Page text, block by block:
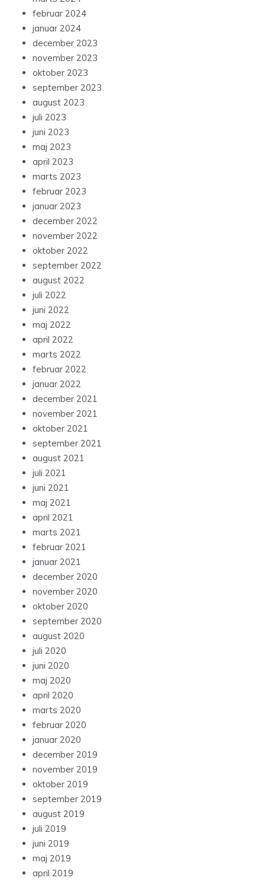
februar 2024
januar 2024
december 2023
november 2023
oktober 2023
september 2023
august 2023
juli 2023
juni 2023
maj 2023
april 2023
marts 2023
februar 2023
januar 2023
december 2022
november 2022
oktober 2022
september 2022
august 2022
juli 2022
juni 2022
maj 2022
april 2022
marts 2022
februar 2022
januar 2022
december 2021
november 2021
oktober 2021
september 2021
august 2021
juli 2021
juni 2021
maj 2021
april 2021
marts 2021
februar 2021
januar 2021
december 2020
november 2020
oktober 2020
september 2020
august 2020
juli 2020
juni 2020
maj 2020
april 2020
marts 2020
februar 2020
januar 2020
december 2019
november 2019
oktober 2019
september 2019
august 2019
juli 2019
juni 2019
maj 2019
april 2019